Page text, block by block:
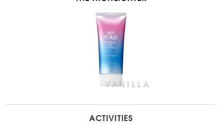
ACTIVITIES